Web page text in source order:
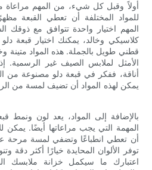
أولاً وقبل كل شيء، من المهم مراعاة
للمواد المختلفة أن تعطي القبعة
المهم اختيار واحدة تتوافق مع
كلاسيكي وخالد، يمكنك اختيار قبعة
قطني طويل بالجملة. هذه المواد متينة
الأمثل لملابس الصيف غير
أناقة، ففكر في قبعة دلو مصنوعة من
يمكن لهذه المواد أن تضيف لمسة من
بالإضافة إلى المواد، يعد لون ونمط
المهمة التي يجب مراعاتها أيضًا. يمكن
أن تعطي انطباعًا وتضفي لمسة مرحة
توفر الألوان المحايدة خيارًا أكثر دقة
اعتبارك ما سيكمل خزانة ملابسك